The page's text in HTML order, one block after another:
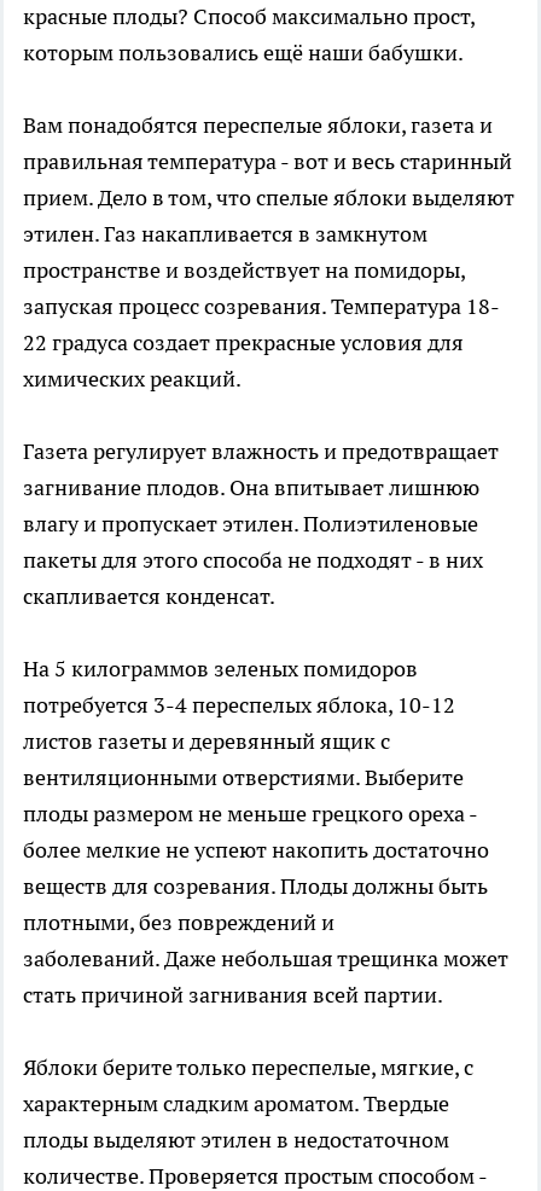
красные плоды? Способ максимально прост,
которым пользовались ещё наши бабушки.
Вам понадобятся переспелые яблоки, газета и
правильная температура - вот и весь старинный
прием. Дело в том, что спелые яблоки выделяют
этилен. Газ накапливается в замкнутом
пространстве и воздействует на помидоры,
запуская процесс созревания. Температура 18-
22 градуса создает прекрасные условия для
химических реакций.
Газета регулирует влажность и предотвращает
загнивание плодов. Она впитывает лишнюю
влагу и пропускает этилен. Полиэтиленовые
пакеты для этого способа не подходят - в них
скапливается конденсат.
На 5 килограммов зеленых помидоров
потребуется 3-4 переспелых яблока, 10-12
листов газеты и деревянный ящик с
вентиляционными отверстиями. Выберите
плоды размером не меньше грецкого ореха -
более мелкие не успеют накопить достаточно
веществ для созревания. Плоды должны быть
плотными, без повреждений и
заболеваний. Даже небольшая трещинка может
стать причиной загнивания всей партии.
Яблоки берите только переспелые, мягкие, с
характерным сладким ароматом. Твердые
плоды выделяют этилен в недостаточном
количестве. Проверяется простым способом -